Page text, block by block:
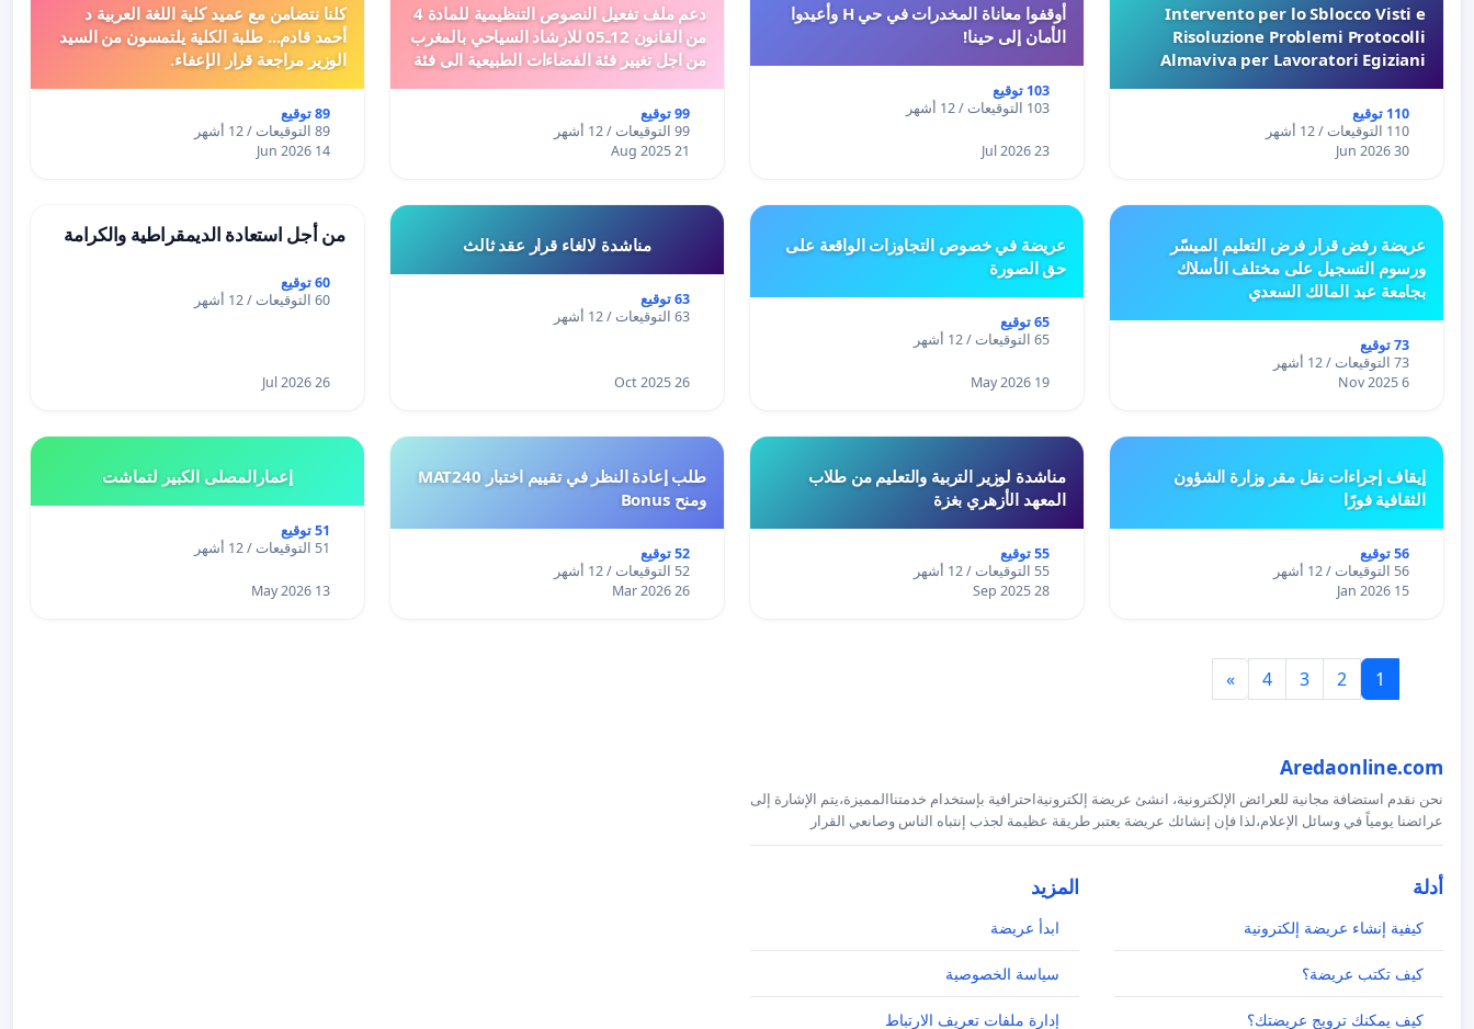
Intervento per lo Sblocco Visti e
Risoluzione Problemi Protocolli
Almaviva per Lavoratori Egiziani
110 توقيع
110 التوقيعات / 12 أشهر
30 Jun 2026
أوقفوا معاناة المخدرات في حي H وأعيدوا
الأمان إلى حينا!
103 توقيع
103 التوقيعات / 12 أشهر
23 Jul 2026
دعم ملف تفعيل النصوص التنظيمية للمادة 4
من القانون 12ـ05 للارشاد السياحي بالمغرب
من اجل تغيير فئة الفضاءات الطبيعية الى فئة
99 توقيع
99 التوقيعات / 12 أشهر
21 Aug 2025
كلنا نتضامن مع عميد كلية اللغة العربية د
أحمد قادم... طلبة الكلية يلتمسون من السيد
الوزير مراجعة قرار الإعفاء.
89 توقيع
89 التوقيعات / 12 أشهر
14 Jun 2026
عريضة رفض قرار فرض التعليم الميسّر
ورسوم التسجيل على مختلف الأسلاك
بجامعة عبد المالك السعدي
73 توقيع
73 التوقيعات / 12 أشهر
6 Nov 2025
عريضة في خصوص التجاوزات الواقعة على
حق الصورة
65 توقيع
65 التوقيعات / 12 أشهر
19 May 2026
مناشدة لالغاء قرار عقد ثالث
63 توقيع
63 التوقيعات / 12 أشهر
26 Oct 2025
من أجل استعادة الديمقراطية والكرامة
60 توقيع
60 التوقيعات / 12 أشهر
26 Jul 2026
إيقاف إجراءات نقل مقر وزارة الشؤون
الثقافية فورًا
56 توقيع
56 التوقيعات / 12 أشهر
15 Jan 2026
مناشدة لوزير التربية والتعليم من طلاب
المعهد الأزهري بغزة
55 توقيع
55 التوقيعات / 12 أشهر
28 Sep 2025
طلب إعادة النظر في تقييم اختبار MAT240
ومنح Bonus
52 توقيع
52 التوقيعات / 12 أشهر
26 Mar 2026
إعمارالمصلى الكبير لتماشت
51 توقيع
51 التوقيعات / 12 أشهر
13 May 2026
1
2
3
4
»
Aredaonline.com
نحن نقدم استضافة مجانية للعرائض الإلكترونية، انشئ عريضة إلكترونيةاحترافية بإستخدام خدمتناالمميزة،يتم الإشارة إلى
عرائضنا يومياً في وسائل الإعلام،لذا فإن إنشائك عريضة يعتبر طريقة عظيمة لجذب إنتباه الناس وصانعي القرار
أدلة
كيفية إنشاء عريضة إلكترونية
كيف تكتب عريضة؟
كيف يمكنك ترويج عريضتك؟
المزيد
ابدأ عريضة
سياسة الخصوصية
إدارة ملفات تعريف الارتباط